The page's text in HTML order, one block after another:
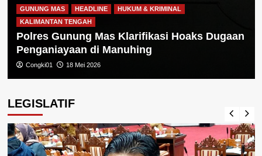
GUNUNG MAS HEADLINE
HUKUM & KRIMINAL
KALIMANTAN TENGAH
Polres Gunung Mas Klarifikasi Hoaks Dugaan
Penganiayaan di Manuhing
Congki01 18 Mei 2026
LEGISLATIF